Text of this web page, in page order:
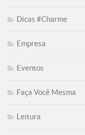
Dicas #Charme
Empresa
Eventos
Faça Você Mesma
Leitura